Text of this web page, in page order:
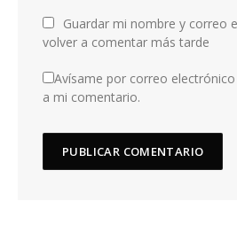
Guardar mi nombre y correo
volver a comentar más tarde
Avísame por correo
a mi comentario.